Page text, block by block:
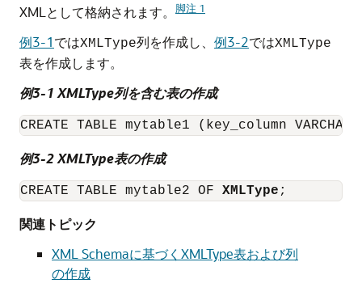
XMLとして格納されます。
脚注 1
例3-1ではXMLType列を作成し、 例3-2ではXMLType
表を作成します。
例3-1 XMLType列を含む表の作成
CREATE TABLE mytable1 (key_column
例3-2 XMLType表の作成
CREATE TABLE mytable2 OF XMLType ;
関連トピック
XML Schemaに基づくXMLType表および列
の作成